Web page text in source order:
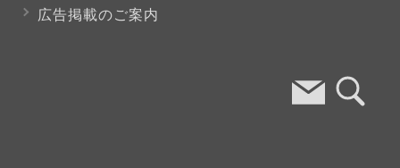
広告掲載のご案内